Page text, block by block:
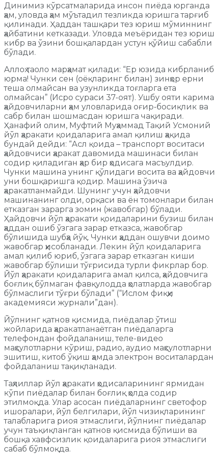
Динимиз кўрсатмаларида инсон пиёда юрганда
ҳам, уловда ҳам мўътадил тезликда юришга тарғиб
қилинади. Ҳаддан ташқари тез юриш мўминнинг
ҳайбатини кетказади. Уловда меъёридан тез юриш
кибр ва ўзини бошқалардан устун қўйиш сабабли
бўлади.
Аллоҳ таоло марҳамат қилади: “Ер юзида кибрланиб
юрма! Чунки сен (оёқларинг билан) зинҳор ерни
теша олмайсан ва узунликда тоғларга ета
олмайсан” (Исро сураси 37-оят). Ушбу ояти карима
ҳайдовчиларни ҳам уловларида оғир-босиқлик ва
сабр билан шошмасдан юришга чақиради.
Ҳанафий олим, Муфтий Муҳаммад Тақий Усмоний
йўл ҳаракати қоидаларига амал қилиш ҳақида
бундай дейди: “Асл қоида – транспорт воситаси
ҳайдовчиси ҳаракат давомида машинаси билан
содир қиладиган ҳар бир ҳодисага масъулдир.
Чунки машина унинг қўлидаги восита ва ҳайдовчи
уни бошқаришга қодир. Машина ўзича
ҳаракатланмайди. Шунинг учун ҳайдовчи
машинанинг олди, орқаси ва ён томонлари билан
етказган зарарга зомин (жавобгар) бўлади.
Ҳайдовчи йўл ҳаракати қоидаларини бузиш билан
ҳаддан ошиб ўзгага зарар етказса, жавобгар
бўлишида шубҳа йўқ. Чунки ҳаддан ошувчи доимо
жавобгар ҳисобланади. Лекин йўл қоидаларига
амал қилиб юриб, ўзгага зарар етказган киши
жавобгар бўлиши тўғрисида турли фикрлар бор.
Йўл ҳаракати қоидаларига амал қилса, ҳайдовчига
боғлиқ бўлмаган фавқулодда ҳолатларда жавобгар
бўлмаслиги тўғри бўлади” (“Ислом фиқҳи
академияси журнали”дан).
Йўлнинг қатнов қисмида, пиёдалар ўтиш
жойларида ҳаракатланаётган пиёдаларга
телефондан фойдаланиш, теле-видео
маҳсулотларни кўриш, радио, аудио маҳсулотларни
эшитиш, китоб ўқиш ҳамда электрон воситалардан
фойдаланиш тақиқланади.
Таҳлиллар йўл ҳаракати ҳодисаларининг ярмидан
кўпи пиёдалар билан боғлиқ ҳолда содир
этилмоқда. Улар асосан пиёдаларнинг светофор
ишоралари, йўл белгилари, йўл чизиқларининг
талабларига риоя этмаслиги, йўлнинг пиёдалар
учун таъқиқланган қатнов қисмида бўлиши ва
бошқа хавфсизлик қоидаларига риоя этмаслиги
сабаб бўлмоқда.